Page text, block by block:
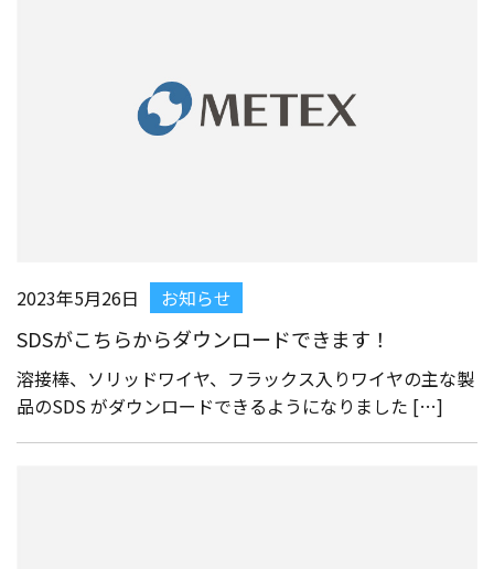
2023年5月26日 お知らせ
SDSがこちらからダウンロードできます！
溶接棒、ソリッドワイヤ、フラックス入りワイヤの主な製
品のSDS がダウンロードできるようになりました […]